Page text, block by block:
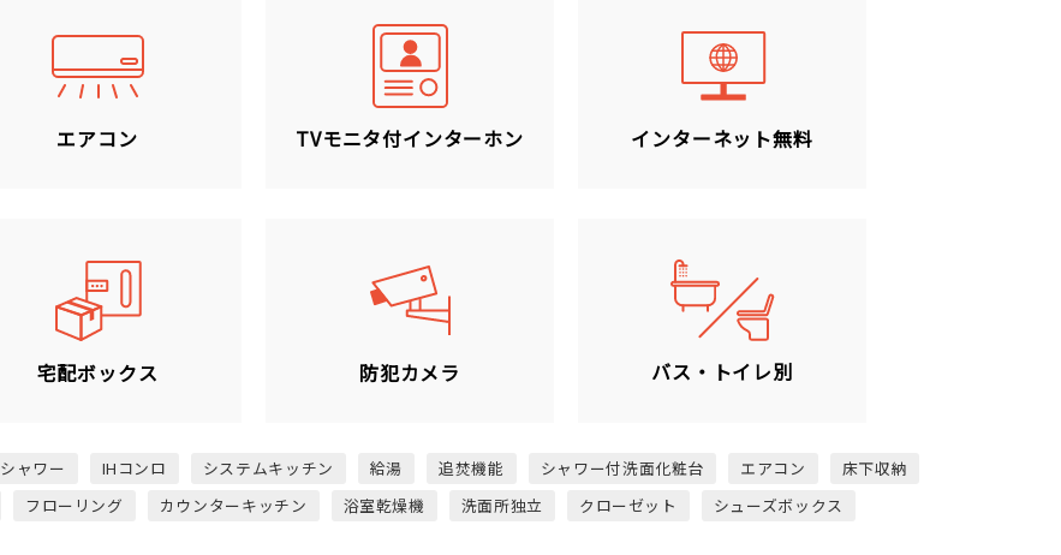
エアコン TVモニタ付インターホン インターネット無料
宅配ボックス 防犯カメラ バス・トイレ別
シャワー IHコンロ システムキッチン 給湯 追焚機能 シャワー付洗面化粧台 エアコン
床下収納
フローリング カウンターキッチン 浴室乾燥機 洗面所独立 クローゼット
シューズボックス